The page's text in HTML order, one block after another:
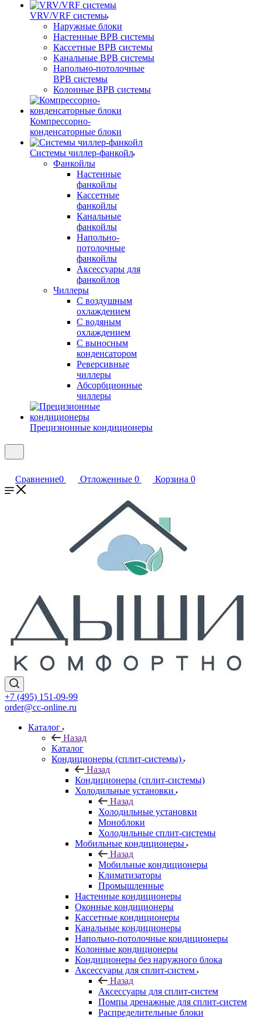
VRV/VRF системы
Наружные блоки
Настенные ВРВ системы
Кассетные ВРВ системы
Канальные ВРВ системы
Напольно-потолочные
ВРВ системы
Колонные ВРВ системы
Компрессорно-
конденсаторные блоки
Системы чиллер-фанкойл
Фанкойлы
Настенные
фанкойлы
Кассетные
фанкойлы
Канальные
фанкойлы
Напольно-
потолочные
фанкойлы
Аксессуары для
фанкойлов
Чиллеры
С воздушным
охлаждением
С водяным
охлаждением
С выносным
конденсатором
Реверсивные
чиллеры
Абсорбционные
чиллеры
Прецизионные кондиционеры
Сравнение0 Отложенные 0 Корзина 0
+7 (495) 151-09-99
order@cc-online.ru
Каталог
Назад
Каталог
Кондиционеры (сплит-системы)
Назад
Кондиционеры (сплит-системы)
Холодильные установки
Назад
Холодильные установки
Моноблоки
Холодильные сплит-системы
Мобильные кондиционеры
Назад
Мобильные кондиционеры
Климатизаторы
Промышленные
Настенные кондиционеры
Оконные кондиционеры
Кассетные кондиционеры
Канальные кондиционеры
Напольно-потолочные кондиционеры
Колонные кондиционеры
Кондиционеры без наружного блока
Аксессуары для сплит-систем
Назад
Аксессуары для сплит-систем
Помпы дренажные для сплит-систем
Распределительные блоки